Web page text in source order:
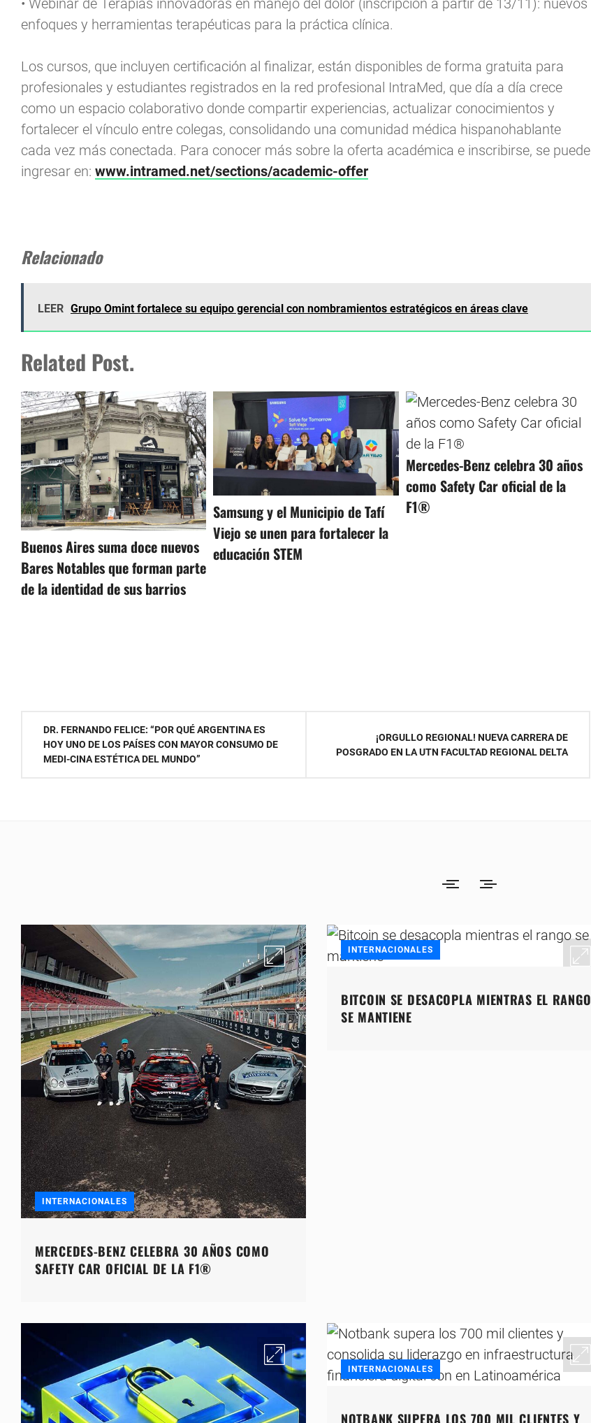
• Webinar de Terapias innovadoras en manejo del dolor (inscripción a partir de 13/11): nuevos
enfoques y herramientas terapéuticas para la práctica clínica.
Los cursos, que incluyen certificación al finalizar, están disponibles de forma gratuita para
profesionales y estudiantes registrados en la red profesional IntraMed, que día a día crece
como un espacio colaborativo donde compartir experiencias, actualizar conocimientos y
fortalecer el vínculo entre colegas, consolidando una comunidad médica hispanohablante
cada vez más conectada. Para conocer más sobre la oferta académica e inscribirse, se puede
ingresar en: www.intramed.net/sections/academic-offer
Relacionado
LEER Grupo Omint fortalece su equipo gerencial con nombramientos estratégicos en áreas clave
Related Post.
Buenos Aires suma doce nuevos
Bares Notables que forman parte
de la identidad de sus barrios
Samsung y el Municipio de Tafí
Viejo se unen para fortalecer la
educación STEM
Mercedes-Benz celebra 30 años
como Safety Car oficial de la
F1®
Navegación
DR. FERNANDO FELICE: “POR QUÉ ARGENTINA ES
HOY UNO DE LOS PAÍSES CON MAYOR CONSUMO DE
MEDI-CINA ESTÉTICA DEL MUNDO”
¡ORGULLO REGIONAL! NUEVA CARRERA DE
POSGRADO EN LA UTN FACULTAD REGIONAL DELTA
INTERNACIONALES
MERCEDES-BENZ CELEBRA 30 AÑOS COMO
SAFETY CAR OFICIAL DE LA F1®
INTERNACIONALES
BITCOIN SE DESACOPLA MIENTRAS EL RANGO
SE MANTIENE
INTERNACIONALES
NOTBANK SUPERA LOS 700 MIL CLIENTES Y